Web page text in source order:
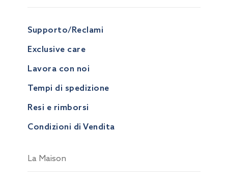
Supporto/Reclami
Exclusive care
Lavora con noi
Tempi di spedizione
Resi e rimborsi
Condizioni di Vendita
La Maison